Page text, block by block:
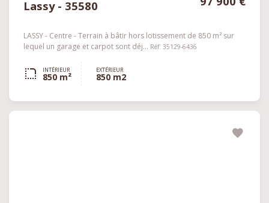
Lassy - 35580
LASSY - Centre - Terrain à bâtir hors lotissement de 850 m² sur
lequel un garage et carpot sont déj... Réf: 35129-6436
INTÉRIEUR
850 m²
EXTÉRIEUR
850 m2